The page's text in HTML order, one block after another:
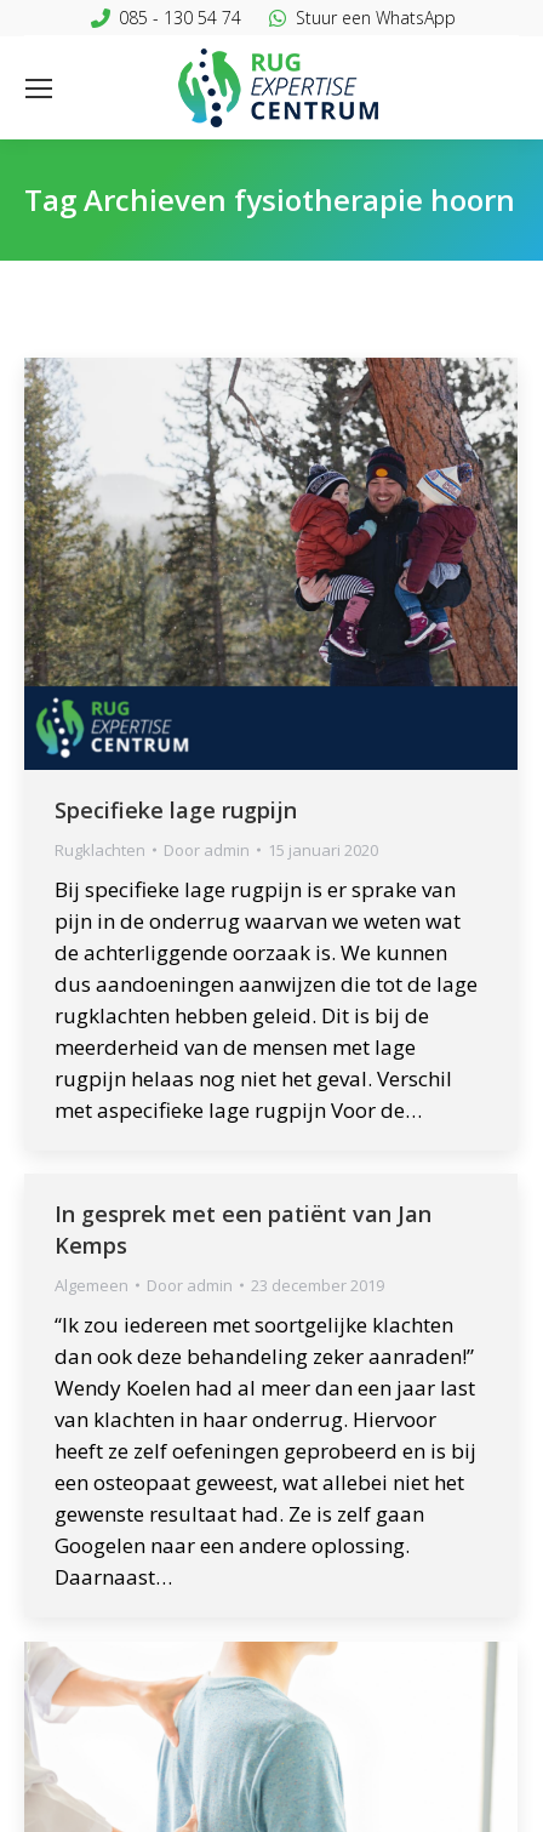
085 - 130 54 74 Stuur een WhatsApp
Tag Archieven fysiotherapie hoorn
Specifieke lage rugpijn
Rugklachten Door admin 15 januari 2020
Bij specifieke lage rugpijn is er sprake van
pijn in de onderrug waarvan we weten wat
de achterliggende oorzaak is. We kunnen
dus aandoeningen aanwijzen die tot de lage
rugklachten hebben geleid. Dit is bij de
meerderheid van de mensen met lage
rugpijn helaas nog niet het geval. Verschil
met aspecifieke lage rugpijn Voor de…
In gesprek met een patiënt van Jan
Kemps
Algemeen Door admin 23 december 2019
“Ik zou iedereen met soortgelijke klachten
dan ook deze behandeling zeker aanraden!”
Wendy Koelen had al meer dan een jaar last
van klachten in haar onderrug. Hiervoor
heeft ze zelf oefeningen geprobeerd en is bij
een osteopaat geweest, wat allebei niet het
gewenste resultaat had. Ze is zelf gaan
Googelen naar een andere oplossing.
Daarnaast…